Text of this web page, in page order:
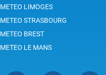
METEO LIMOGES
METEO STRASBOURG
METEO BREST
METEO LE MANS